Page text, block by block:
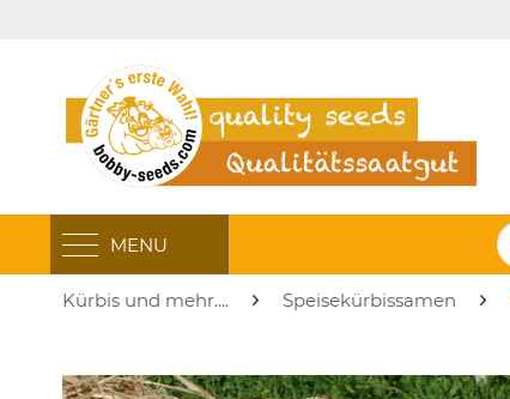
MENU
Kürbis und mehr.... Speisekürbissamen